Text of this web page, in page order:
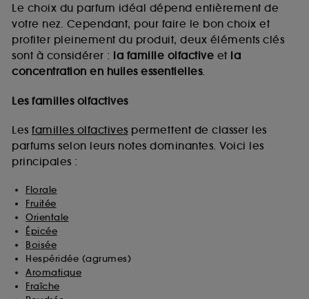
Le choix du parfum idéal dépend entièrement de
votre nez. Cependant, pour faire le bon choix et
profiter pleinement du produit, deux éléments clés
sont à considérer : la famille olfactive et la
concentration en huiles essentielles.
Les familles olfactives
Les familles olfactives permettent de classer les
parfums selon leurs notes dominantes. Voici les
principales :
Florale
Fruitée
Orientale
Épicée
Boisée
Hespéridée (agrumes)
Aromatique
Fraîche
lecture de ces traceurs requiert votre accord. Vous
pouvez personnaliser vos choix concernant le dépôt
de ces cookies grâce au bouton "personnaliser mes
choix" ci-dessous ou décider de "tout accepter".
Sephora pourra associer les informations de
navigation collectées par ces Cookies, pour les
collectées ou générées lors de votre activité en ligne
sur "continuer sans accepter". Voous pouvez à tout
moment choisir de retirer votrte consentement. Si vous
souhaitez obtenir plus d'information sur les cookies
utilisés, cliquez